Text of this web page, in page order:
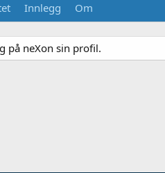
Innlegg Om
på neXon sin profil.